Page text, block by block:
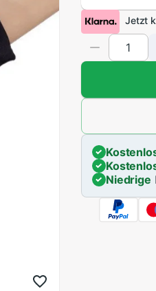
Jetzt
Niedrige